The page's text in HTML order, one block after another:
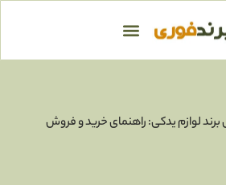
لوازم یدکی: راهنمای خرید و فروش